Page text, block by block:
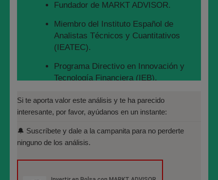
las escandalosas caídas del IBEX 35 HOY y los
NIVELES a vigilar por abajo PARA COMPRAS 7950 y
7650 los niveles importantes a esperar.
Recuerda: 🟢 LA BOLSA A POSTERIORI NO TIENE
Fundador de MARKT ADVISOR.
Miembro del Instituto Español de
Analistas Técnicos y Cuantitativos
(IEATEC).
Programa Directivo en Innovación y
Tecnología Financiera (IEB).
Máster en Bolsa y Mercados
Financieros (IEB): Autorizado por la
(MIFID II):
https://www.cnmv.es/portal/Titulos-
Si te aporta valor este análisis y te ha parecido
interesante, por favor, ayúdanos en un instante:
🔔 Suscríbete y dale a la campanita para no perderte
ninguno de los análisis.